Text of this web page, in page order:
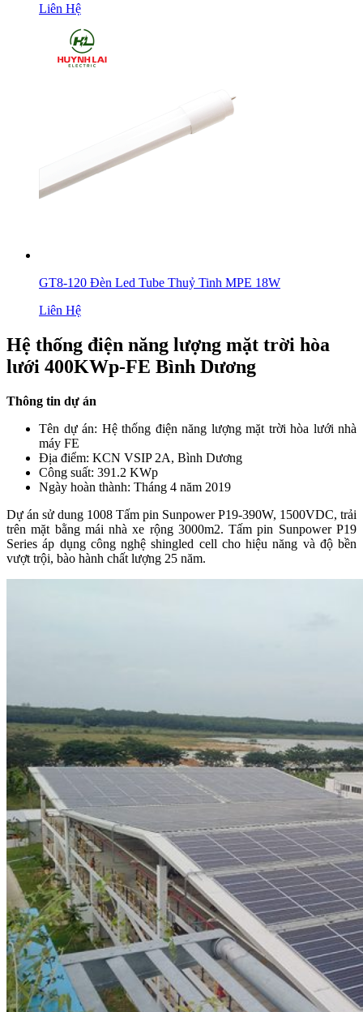
Liên Hệ
GT8-120 Đèn Led Tube Thuỷ Tinh MPE 18W
Liên Hệ
Hệ thống điện năng lượng mặt trời hòa
lưới 400KWp-FE Bình Dương
Thông tin dự án
Tên dự án: Hệ thống điện năng lượng mặt trời hòa lưới nhà
máy FE
Địa điểm: KCN VSIP 2A, Bình Dương
Công suất: 391.2 KWp
Ngày hoàn thành: Tháng 4 năm 2019
Dự án sử dung 1008 Tấm pin Sunpower P19-390W, 1500VDC, trải
trên mặt bằng mái nhà xe rộng 3000m2. Tấm pin Sunpower P19
Series áp dụng công nghệ shingled cell cho hiệu năng và độ bền
vượt trội, bào hành chất lượng 25 năm.